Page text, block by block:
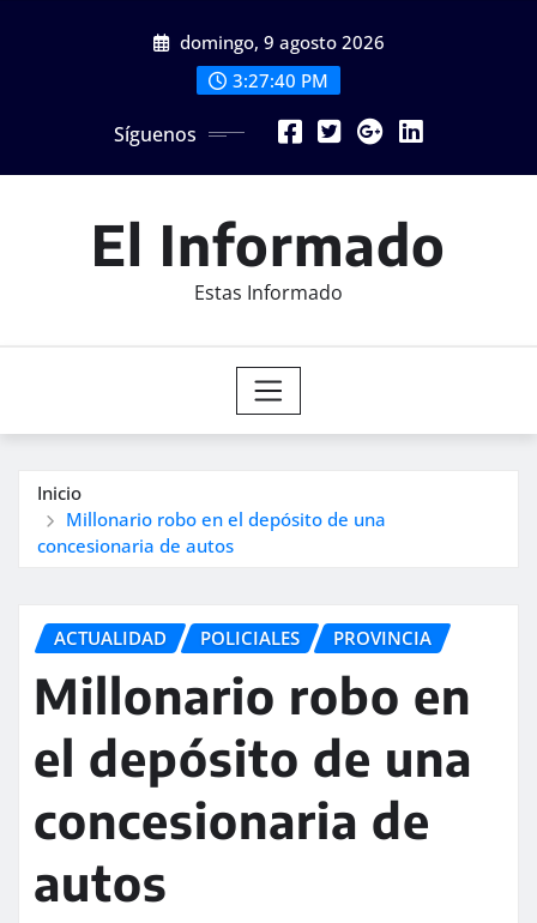
domingo, 9 agosto 2026
3:27:42 PM
Síguenos
El Informado
Estas Informado
Inicio
Millonario robo en el depósito de una
concesionaria de autos
ACTUALIDAD POLICIALES PROVINCIA
Millonario robo en
el depósito de una
concesionaria de
autos